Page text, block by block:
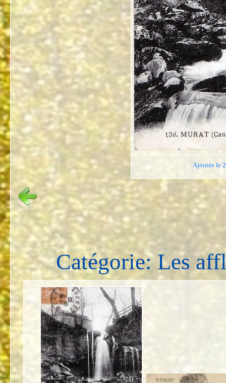
Ajoutée le
Catégorie: Les